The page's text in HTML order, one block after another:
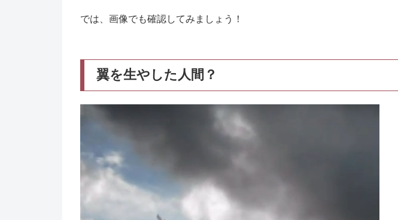
では、画像でも確認してみましょう！
翼を生やした人間？